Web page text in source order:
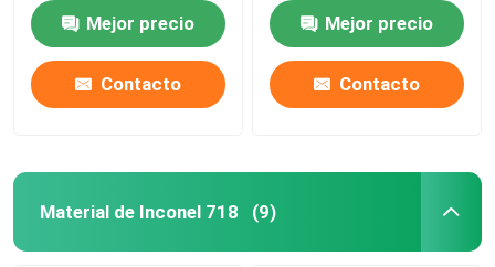
Mejor precio
Contacto
Mejor precio
Contacto
Material de Inconel 718 (9)